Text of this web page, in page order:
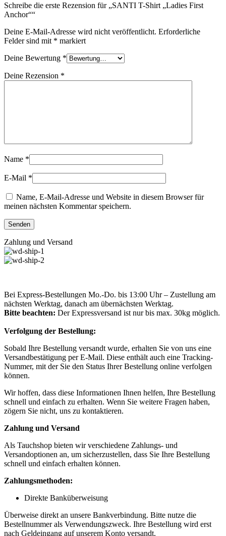
Schreibe die erste Rezension für „SANTI T-Shirt „Ladies First
Anchor““
Deine E-Mail-Adresse wird nicht veröffentlicht. Erforderliche
Felder sind mit * markiert
Deine Bewertung *
Deine Rezension *
Name *
E-Mail *
Name, E-Mail-Adresse und Website in diesem Browser für
meinen nächsten Kommentar speichern.
Zahlung und Versand
Bei Express-Bestellungen Mo.-Do. bis 13:00 Uhr – Zustellung am
nächsten Werktag, danach am übernächsten Werktag.
Bitte beachten: Der Expressversand ist nur bis max. 30kg möglich.
Verfolgung der Bestellung:
Sobald Ihre Bestellung versandt wurde, erhalten Sie von uns eine
Versandbestätigung per E-Mail. Diese enthält auch eine Tracking-
Nummer, mit der Sie den Status Ihrer Bestellung online verfolgen
können.
Wir hoffen, dass diese Informationen Ihnen helfen, Ihre Bestellung
schnell und einfach zu erhalten. Wenn Sie weitere Fragen haben,
zögern Sie nicht, uns zu kontaktieren.
Zahlung und Versand
Als Tauchshop bieten wir verschiedene Zahlungs- und
Versandoptionen an, um sicherzustellen, dass Sie Ihre Bestellung
schnell und einfach erhalten können.
Zahlungsmethoden:
Direkte Banküberweisung
Überweise direkt an unsere Bankverbindung. Bitte nutze die
Bestellnummer als Verwendungszweck. Ihre Bestellung wird erst
nach Geldeingang auf unserem Konto versandt.